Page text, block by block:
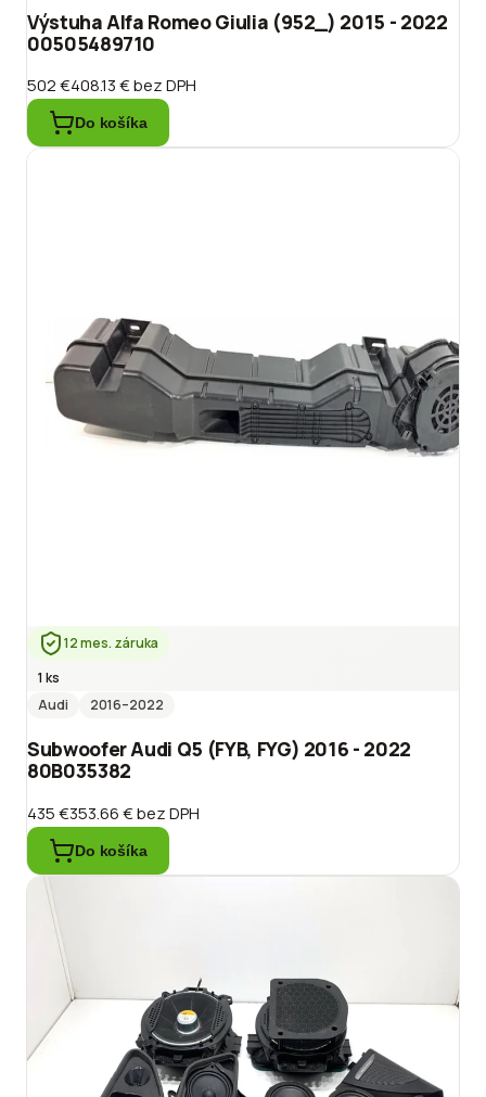
Výstuha Alfa Romeo Giulia (952_) 2015 - 2022
00505489710
502 €408.13 €bez DPH
Do košíka
12 mes. záruka
1 ks
Audi
2016–2022
Subwoofer Audi Q5 (FYB, FYG) 2016 - 2022
80B035382
435 €353.66 €bez DPH
Do košíka